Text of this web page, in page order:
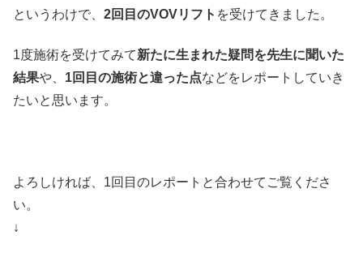
というわけで、 2回目のVOVリフト を受けてきました。
1度施術を受けてみて新たに生まれた疑問を先生に聞いた
結果や、 1回目の施術と違った点などをレポートしていき
たいと思います。
よろしければ、1回目のレポートと合わせてご覧くださ
い。
↓